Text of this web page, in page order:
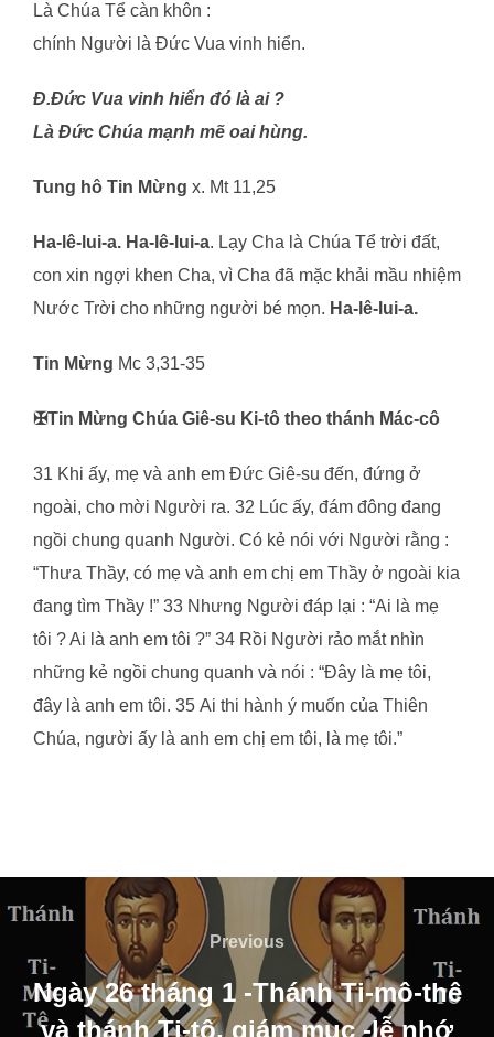
Là Chúa Tể càn khôn :
chính Người là Đức Vua vinh hiển.
Đ.Đức Vua vinh hiển đó là ai ?
Là Đức Chúa mạnh mẽ oai hùng.
Tung hô Tin Mừng x. Mt 11,25
Ha-lê-lui-a. Ha-lê-lui-a. Lạy Cha là Chúa Tể trời đất,
con xin ngợi khen Cha, vì Cha đã mặc khải mầu nhiệm
Nước Trời cho những người bé mọn. Ha-lê-lui-a.
Tin Mừng Mc 3,31-35
✠Tin Mừng Chúa Giê-su Ki-tô theo thánh Mác-cô
31 Khi ấy, mẹ và anh em Đức Giê-su đến, đứng ở
ngoài, cho mời Người ra. 32 Lúc ấy, đám đông đang
ngồi chung quanh Người. Có kẻ nói với Người rằng :
“Thưa Thầy, có mẹ và anh em chị em Thầy ở ngoài kia
đang tìm Thầy !” 33 Nhưng Người đáp lại : “Ai là mẹ
tôi ? Ai là anh em tôi ?” 34 Rồi Người rảo mắt nhìn
những kẻ ngồi chung quanh và nói : “Đây là mẹ tôi,
đây là anh em tôi. 35 Ai thi hành ý muốn của Thiên
Chúa, người ấy là anh em chị em tôi, là mẹ tôi.”
Post
navigation
Previous
Previous
Ngày 26 tháng 1 -Thánh Ti-mô-thê
và thánh Ti-tô, giám mục -lễ nhớ